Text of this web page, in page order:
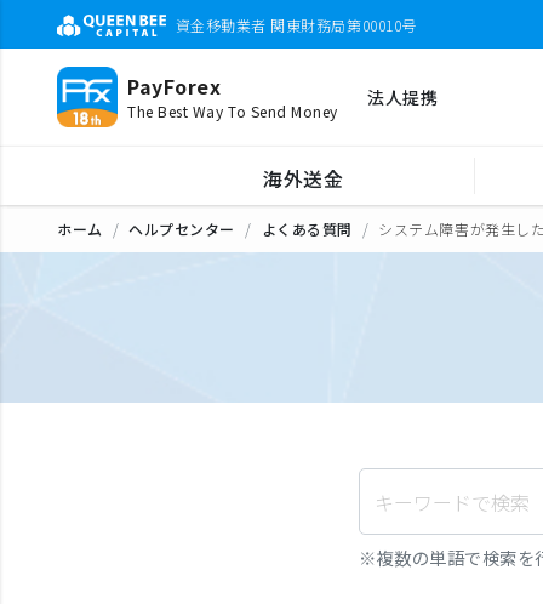
資金移動業者 関東財務局第00010号
PayForex
The Best Way To Send Money
法人提携
海外送金
ホーム ヘルプセンター よくある質問 システム障害が発生し
※複数の単語で検索を